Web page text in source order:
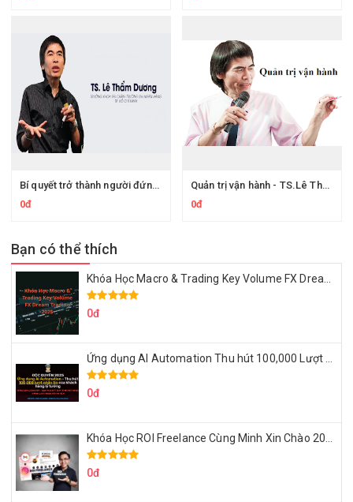
Bí quyết trở thành người đứng đầu - Lê Thẩm Dương
0đ
Quản trị vận hành - TS.Lê Thẩm Dương
0đ
Bạn có thể thích
0đ
0đ
0đ